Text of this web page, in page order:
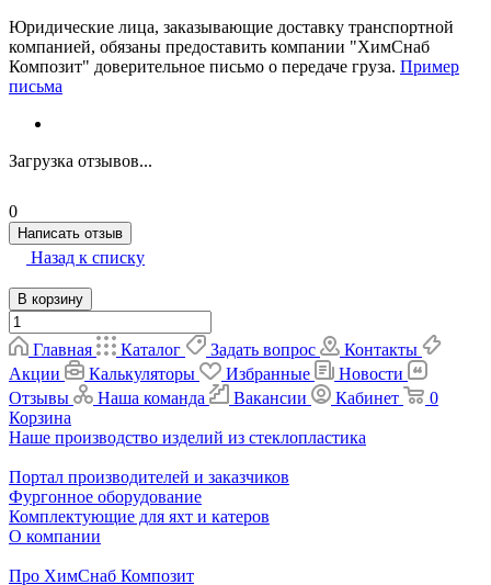
Юридические лица, заказывающие доставку транспортной
компанией, обязаны предоставить компании "ХимСнаб
Композит" доверительное письмо о передаче груза. Пример
письма
Загрузка отзывов...
0
Написать отзыв
Назад к списку
В корзину
Главная Каталог Задать вопрос
Контакты
Акции
Калькуляторы Избранные
Новости
Отзывы
Наша команда Вакансии Кабинет
0
Корзина
Наше производство изделий из стеклопластика
Портал производителей и заказчиков
Фургонное оборудование
Комплектующие для яхт и катеров
О компании
Про ХимСнаб Композит